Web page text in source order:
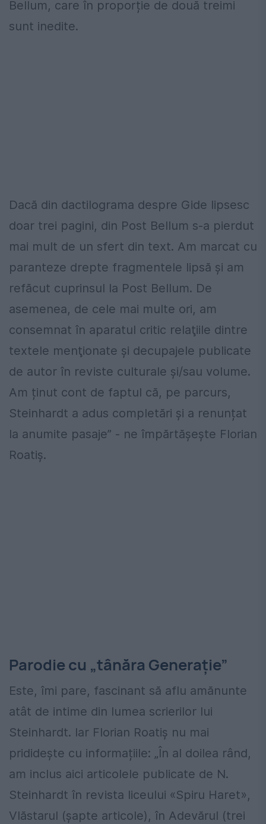
Bellum, care în proporție de două treimi
sunt inedite.
Dacă din dactilograma despre Gide lipsesc
doar trei pagini, din Post Bellum s-a pierdut
mai mult de un sfert din text. Am marcat cu
paranteze drepte fragmentele lipsă şi am
refăcut cuprinsul la Post Bellum. De
asemenea, de cele mai multe ori, am
consemnat în aparatul critic relaţiile dintre
textele menţionate şi decupajele publicate
de autor în reviste culturale şi/sau volume.
Am ținut cont de faptul că, pe parcurs,
Steinhardt a adus completări şi a renunțat
la anumite pasaje” - ne împărtășește Florian
Roatiș.
Parodie cu „tânăra Generație”
Este, îmi pare, fascinant să aflu amănunte
atât de intime din lumea scrierilor lui
Steinhardt. Iar Florian Roatiș nu mai
prididește cu informațiile: „În al doilea rând,
am inclus aici articolele publicate de N.
Steinhardt în revista liceului «Spiru Haret»,
Vlăstarul (șapte articole), în Adevărul (trei